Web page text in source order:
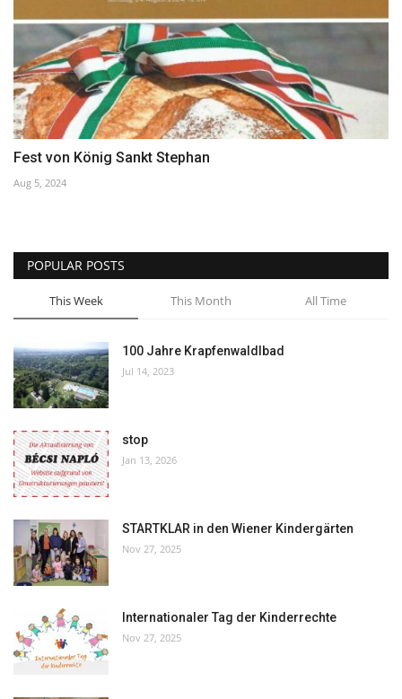
Fest von König Sankt Stephan
Aug 5, 2024
POPULAR POSTS
This Week This Month All Time
100 Jahre Krapfenwaldlbad
Jul 14, 2023
stop
Jan 13, 2026
STARTKLAR in den Wiener Kindergärten
Nov 27, 2025
Internationaler Tag der Kinderrechte
Nov 27, 2025